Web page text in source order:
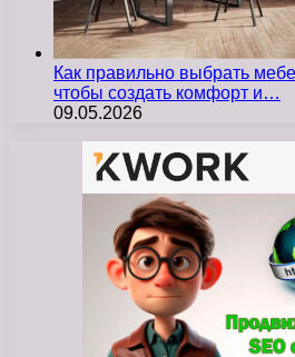
Как правильно выбрать
чтобы создать комфорт и…
09.05.2026